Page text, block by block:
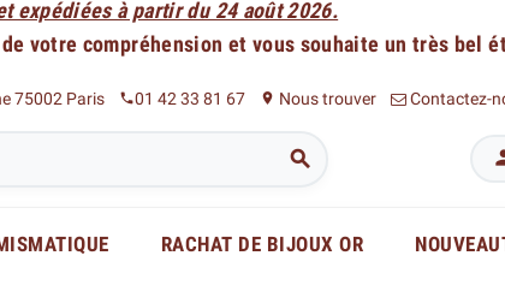
expédiées à partir du 24 août 2026.
votre compréhension et vous souhaite un très bel
75002 Paris phone01 42 33 81 67 place Nous trouver Contactez-

RACHAT DE BIJOUX OR